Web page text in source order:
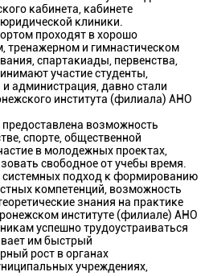
кабинета, кабинете
клиники.
проходят в хорошо
тренажерном и гимнастическом
спартакиады, первенства,
участие студенты,
администрация, давно стали
института (филиала) АНО
возможность
спорте, общественной
в молодежных проектах,
свободное от учебы время.
системных подход к формированию
компетенций, возможность
знания на практике
институте (филиале) АНО
успешно трудоустраиваться
им быстрый
рост в органах
учреждениях,